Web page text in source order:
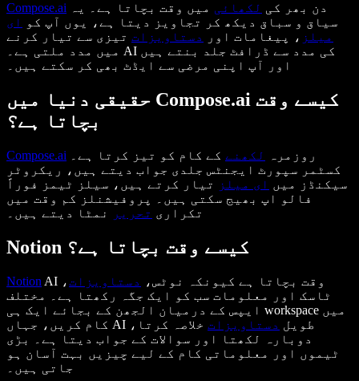
Compose.ai دن بھر کی لکھائی میں وقت بچاتا ہے۔ یہ
سیاق و سباق دیکھ کر تجاویز دیتا ہے، یوں آپ کو
ای
میلز ، پیغامات اور دستاویزات تیزی سے تیار کرنے
میں مدد ملتی ہے۔ AI کی مدد سے ڈرافٹ جلد بنتے ہیں
اور آپ اپنی مرضی سے ایڈٹ بھی کر سکتے ہیں۔
حقیقی دنیا میں Compose.ai کیسے وقت
Compose.ai روزمرہ لکھنے کے کام کو تیز کرتا ہے۔
کسٹمر سپورٹ ایجنٹس جلدی جواب دیتے ہیں، ریکروٹر
سیکنڈز میں ای میلز
تیار کرتے ہیں، سیلز ٹیمز فوراً
فالو اپ بھیج سکتی ہیں۔ پروفیشنلز کم وقت میں
تکراری تحریر نمٹا دیتے ہیں۔
Notion کیسے وقت بچاتا ہے؟
Notion AI وقت بچاتا ہے کیونکہ نوٹس، دستاویزات،
ٹاسک اور معلومات سب کو ایک جگہ رکھتا ہے۔ مختلف
ایپس کے درمیان الجھن کے بجائے ایک ہی workspace میں
کام کریں، جہاں AI طویل دستاویزات خلاصہ کرتا،
دوبارہ لکھتا اور سوالات کے جواب دیتا ہے۔ بڑی
ٹیموں اور معلوماتی کام کے لیے چیزیں بہت آسان ہو
جاتی ہیں۔